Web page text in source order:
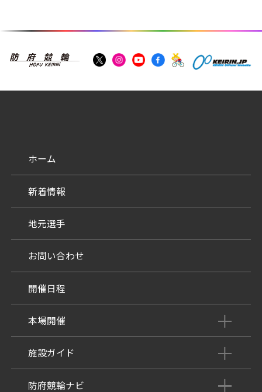
ホーム
新着情報
地元選手
お問い合わせ
開催日程
本場開催
開催展望記事
パンフレット
施設ガイド
施設紹介
防府競輪ナビ